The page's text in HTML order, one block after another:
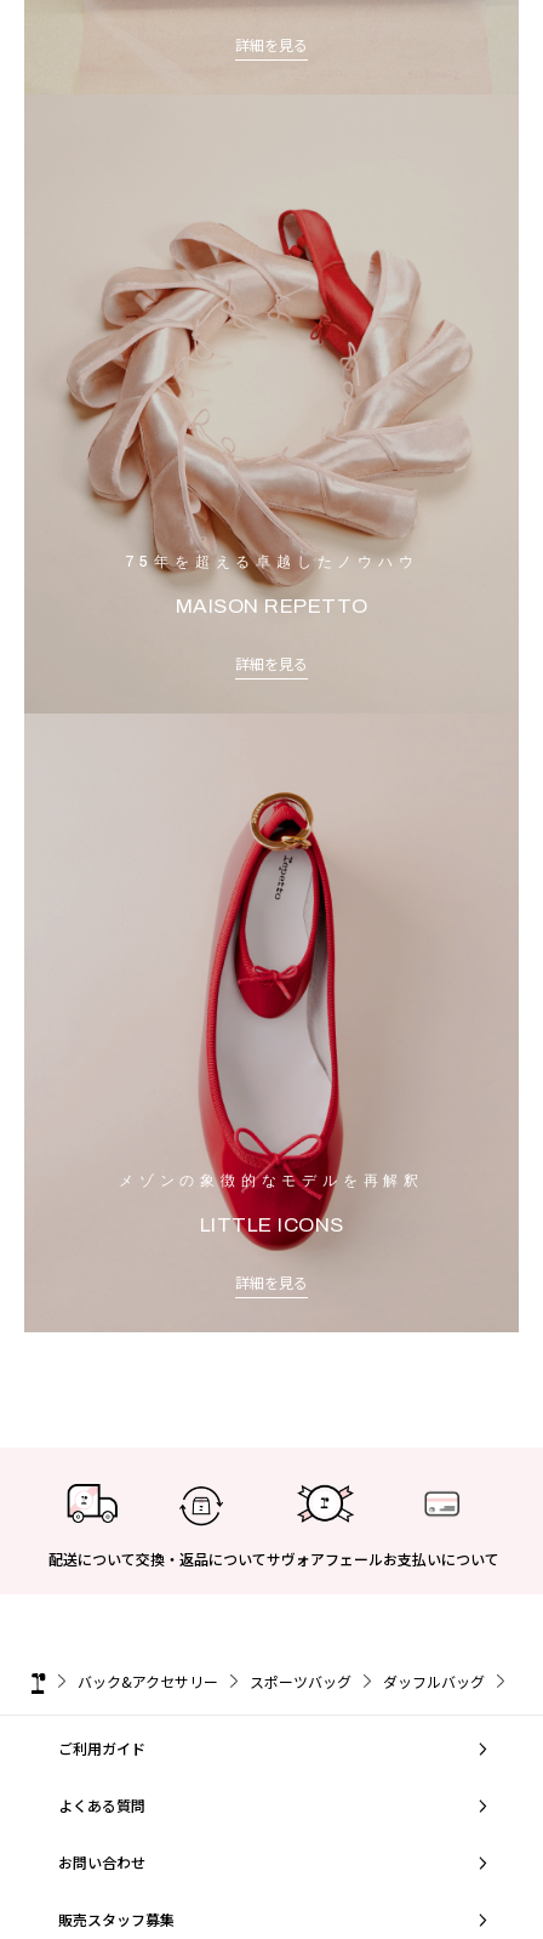
詳細を見る
75年を超える卓越したノウハウ
MAISON REPETTO
詳細を見る
メゾンの象徴的なモデルを再解釈
LITTLE ICONS
詳細を見る
配送について交換・返品についてサヴォアフェールお支払いについて
バック&アクセサリー スポーツバッグ ダッフルバッグ
ご利用ガイド
よくある質問
お問い合わせ
販売スタッフ募集